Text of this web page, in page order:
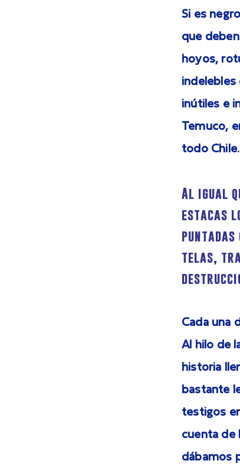
Si es
que
hoyos,
indelebles
inútiles e
Temuco,
todo Chile.
Al igual
estacas
telas,
Cada una
Al hilo de
historia
bastante
testigos
cuenta de
dábamos